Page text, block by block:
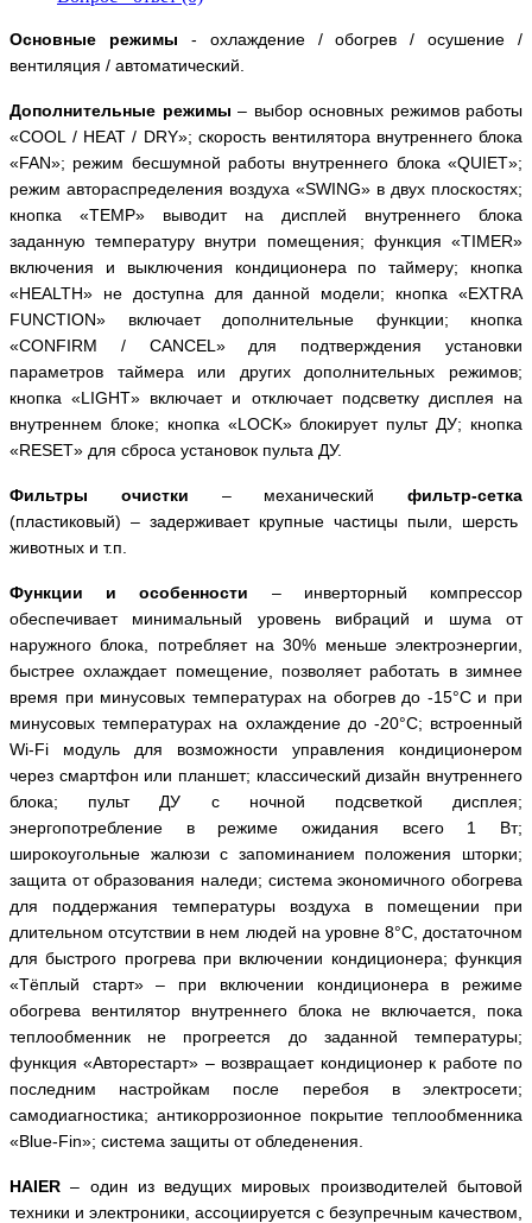
Основные режимы - охлаждение / обогрев / осушение /
вентиляция / автоматический.
Дополнительные режимы – выбор основных режимов работы
«COOL / HEAT / DRY»; скорость вентилятора внутреннего блока
«FAN»; режим бесшумной работы внутреннего блока «QUIET»;
режим автораспределения воздуха «SWING» в двух плоскостях;
кнопка «TEMP» выводит на дисплей внутреннего блока
заданную температуру внутри помещения; функция «TIMER»
включения и выключения кондиционера по таймеру; кнопка
«HEALTH» не доступна для данной модели; кнопка «EXTRA
FUNCTION» включает дополнительные функции; кнопка
«CONFIRM / CANCEL » для подтверждения установки
параметров таймера или других дополнительных режимов;
кнопка «LIGHT» включает и отключает подсветку дисплея на
внутреннем блоке; кнопка «LOCK» блокирует пульт ДУ; кнопка
«RESET» для сброса установок пульта ДУ.
Фильтры очистки – механический фильтр-сетка
(пластиковый) – задерживает крупные частицы пыли, шерсть
животных и т.п.
Функции и особенности – инверторный компрессор
обеспечивает минимальный уровень вибраций и шума от
наружного блока, потребляет на 30% меньше электроэнергии,
быстрее охлаждает помещение, позволяет работать в зимнее
время при минусовых температурах на обогрев до -15°С и при
минусовых температурах на охлаждение до -20°С; встроенный
Wi-Fi модуль для возможности управления кондиционером
через смартфон или планшет; классический дизайн внутреннего
блока; пульт ДУ с ночной подсветкой дисплея;
энергопотребление в режиме ожидания всего 1 Вт;
широкоугольные жалюзи с запоминанием положения шторки;
защита от образования наледи; система экономичного обогрева
для поддержания температуры воздуха в помещении при
длительном отсутствии в нем людей на уровне 8°С, достаточном
для быстрого прогрева при включении кондиционера; функция
«Тёплый старт»– при включении кондиционера в режиме
обогрева вентилятор внутреннего блока не включается, пока
теплообменник не прогреется до заданной температуры;
функция «Авторестарт» – возвращает кондиционер к работе по
последним настройкам после перебоя в электросети;
самодиагностика; антикоррозионное покрытие теплообменника
«Blue-Fin»; система защиты от обледенения.
HAIER – один из ведущих мировых производителей бытовой
техники и электроники, ассоциируется с безупречным качеством,